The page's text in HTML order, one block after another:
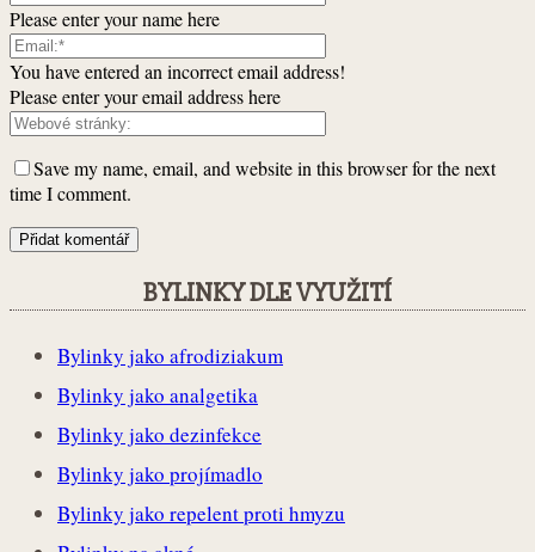
Please enter your name here
You have entered an incorrect email address!
Please enter your email address here
Save my name, email, and website in this browser for the next
time I comment.
BYLINKY DLE VYUŽITÍ
Bylinky jako afrodiziakum
Bylinky jako analgetika
Bylinky jako dezinfekce
Bylinky jako projímadlo
Bylinky jako repelent proti hmyzu